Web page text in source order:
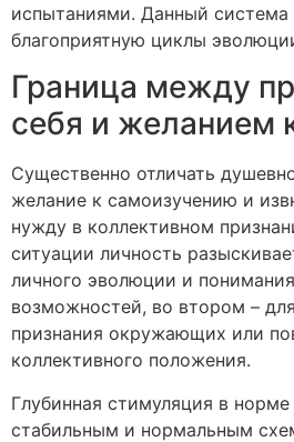
испытаниями. Данный система
благоприятную циклы
Граница между
себя и желанием
Существенно отличать
желание к самоизучению и
нужду в коллективном
ситуации личность
личного эволюции и
возможностей, во втором –
признания окружающих или
коллективного положения.
Глубинная стимуляция в
стабильным и нормальным